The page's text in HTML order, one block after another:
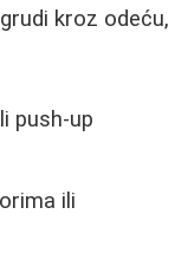
kroz odeću,
push-up
ili